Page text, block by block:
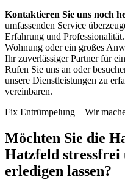
Kontaktieren Sie uns noch
umfassenden Service
Erfahrung und
Wohnung oder ein großes
Ihr zuverlässiger Partner für
Rufen Sie uns an oder
unsere Dienstleistungen zu
vereinbaren.
Fix Entrümpelung – Wir
Möchten Sie die
Hatzfeld stressfrei
erledigen lassen?